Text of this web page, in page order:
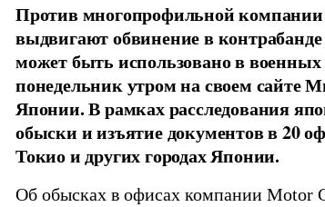
Против многопрофильной
выдвигают обвинение в
может быть использовано в
понедельник утром на своем сайте
Японии. В рамках расследования
обыски и изъятие документов в 20
Токио и других городах Японии.
Об обысках в офисах компании Motor